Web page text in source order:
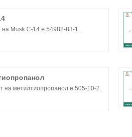
на Musk C-14 е 54982-83-1.
на метилтиопропанол е 505-10-2.